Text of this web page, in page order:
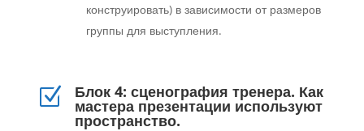
конструировать) в зависимости от размеров
группы для выступления.
Z Блок 4: сценография тренера. Как
мастера презентации используют
пространство.